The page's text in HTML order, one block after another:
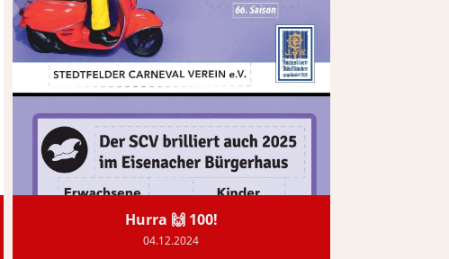
Hurra 🙌 100!
04.12.2024